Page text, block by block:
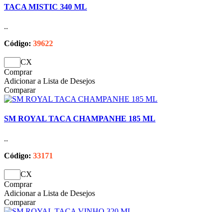
TACA MISTIC 340 ML
..
Código: 39622
CX
Comprar
Adicionar a Lista de Desejos
Comparar
SM ROYAL TACA CHAMPANHE 185 ML
..
Código: 33171
CX
Comprar
Adicionar a Lista de Desejos
Comparar